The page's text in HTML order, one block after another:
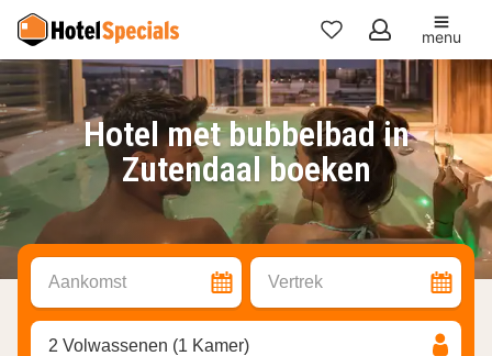
Mijn
favorieten
menu
Hotel met bubbelbad in
Zutendaal boeken
Aankomst Vertrek
2 Volwassenen (1 Kamer)